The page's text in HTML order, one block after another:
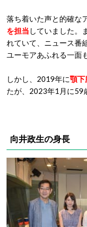
落ち着いた声と的確な
を担当 していました。
れていて、ニュース番
ユーモアあふれる一面
しかし、2019年に顎下
たが、2023年1月に59
向井政生の身長